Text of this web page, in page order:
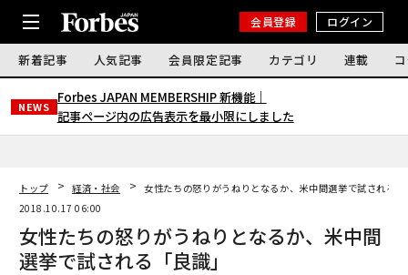
会員登録 ログイン
新着記事 人気記事 会員限定記事 カテゴリ 連載
NEWS
Forbes JAPAN MEMBERSHIP 新機能｜
記事ページ内の広告表示を最小限にしました
トップ 経済・社会
女性たちの怒りがうねりとなるか、米中間選挙で試される
2018.10.17 06:00
女性たちの怒りがうねりとなるか、米中間
選挙で試される「良識」